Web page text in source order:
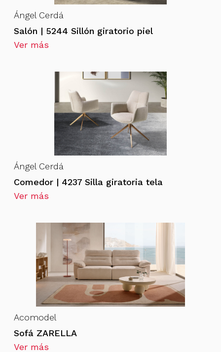
Ángel Cerdá
Salón | 5244 Sillón giratorio piel
Ver más
Ángel Cerdá
Comedor | 4237 Silla giratoria tela
Ver más
Acomodel
Sofá ZARELLA
Ver más